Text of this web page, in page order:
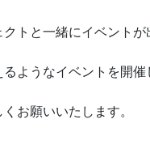
クトと一緒にイベントが
ようなイベントを開催
お願いいたします。